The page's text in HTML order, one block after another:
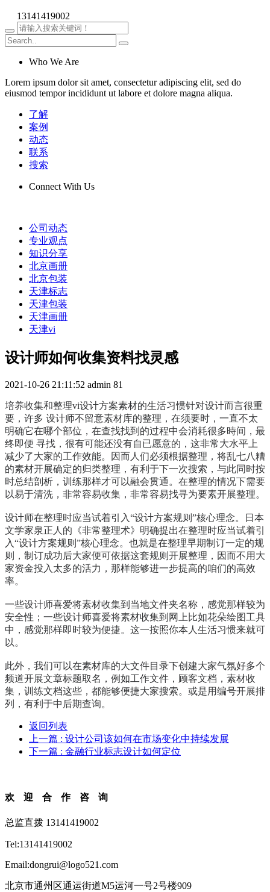
13141419002
Who We Are
Lorem ipsum dolor sit amet, consectetur adipiscing elit, sed do
eiusmod tempor incididunt ut labore et dolore magna aliqua.
了解
案例
动态
联系
搜索
Connect With Us
公司动态
专业观点
知识分享
北京画册
北京包装
天津标志
天津包装
天津画册
天津vi
设计师如何收集资料找灵感
2021-10-26 21:11:52 admin 81
培养收集和整理vi设计方案素材的生活习惯针对设计而言很重
要，许多 设计师不留意素材库的整理，在须要时，一直不太
明确它在哪个部位，在查找找到的过程中会消耗很多時间，最
终即便 寻找，很有可能还没有自已愿意的，这非常大水平上
减少了大家的工作效能。因而人们必须根据整理，将乱七八糟
的素材开展确定的归类整理，有利于下一次搜索，与此同时按
时总结剖析，训练那样才可以融会贯通。在整理的情况下需要
以易于清洗，非常容易收集，非常容易找寻为要素开展整理。
设计师在整理时应当试着引入“设计方案规则”核心理念。日本
文学家泉正人的《非常整理术》明确提出在整理时应当试着引
入“设计方案规则”核心理念。也就是在整理早期制订一定的规
则，制订成功后大家便可依据这套规则开展整理，因而不用大
家资金投入太多的活力，那样能够进一步提高的咱们的高效
率。
一些设计师喜爱将素材收集到当地文件夹名称，感觉那样较为
安全性；一些设计师喜爱将素材收集到网上比如花朵绘图工具
中，感觉那样即时较为便捷。这一按照你本人生活习惯来就可
以。
此外，我们可以在素材库的大文件目录下创建大家气氛好多个
频道开展文章标题取名，例如工作文件，顾客文档，素材收
集，训练文档这些，都能够便捷大家搜索。或是用编号开展排
列，有利于中后期查询。
返回列表
上一篇 : 设计公司该如何在市场变化中持续发展
下一篇 : 金融行业标志设计如何定位
欢迎合作咨询
总监直拨 13141419002
Tel:13141419002
Email:dongrui@logo521.com
北京市通州区通运街道M5运河一号2号楼909